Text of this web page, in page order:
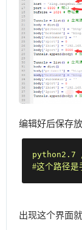
编辑好后保存
#这个路径是
出现这个界面